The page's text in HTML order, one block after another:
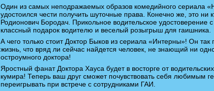
Один из самых неподражаемых образов комедийного сериала
удостоился чести получить шуточные права. Конечно же, это ни
Родионович Бородач. Прикольное водительское удостоверение
классный подарок водителю и веселый розыгрыш для гаишника.
А чего только стоит Доктор Быков из сериала «Интерны»! Он
жизнь, что вряд ли сейчас найдется человек, не знающий ни
остроумного доктора!
Яростный фанат Доктора Хауса будет в восторге от
кумира! Теперь ваш друг сможет почувствовать себя любимым
переигрывать при встрече с сотрудниками ГАИ.